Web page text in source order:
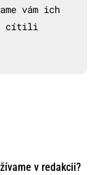
vám ich
cítili
v redakcii?